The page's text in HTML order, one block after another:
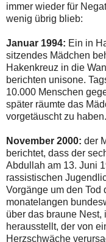
immer wieder für
wenig übrig blieb:
Januar 1994: Ein in
sitzendes Mädchen
Hakenkreuz in die
berichten unisone.
10.000 Menschen
später räumte das
vorgetäuscht zu haben.
November 2000: der
berichtet, dass der
Abdullah am 13. Juni
rassistischen
Vorgänge um den Tod
monatelangen
über das braune Nest,
herausstellt, der von
Herzschwäche